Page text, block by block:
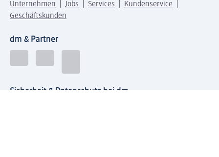
Unternehmen Jobs Services
Kundenservice
Geschäftskunden
dm & Partner
Sicherheit & Datenschutz bei dm